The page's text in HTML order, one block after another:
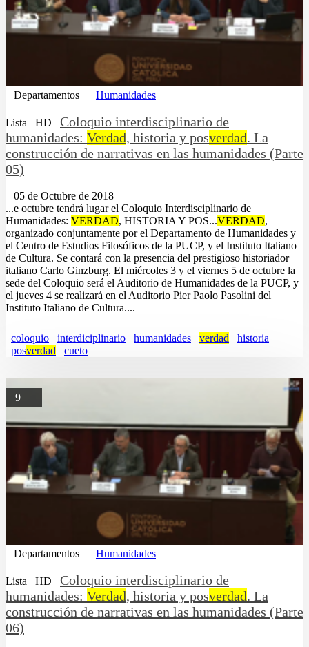
Departamentos Humanidades
Lista HD
Coloquio interdisciplinario de
humanidades: Verdad, historia y posverdad. La
construcción de narrativas en las humanidades (Parte
05)
05 de Octubre de 2018
...e octubre tendrá lugar el Coloquio Interdisciplinario de
Humanidades: VERDAD, HISTORIA Y POS...VERDAD,
organizado conjuntamente por el Departamento de Humanidades y
el Centro de Estudios Filosóficos de la PUCP, y el Instituto Italiano
de Cultura. Se contará con la presencia del prestigioso historiador
italiano Carlo Ginzburg. El miércoles 3 y el viernes 5 de octubre la
sede del Coloquio será el Auditorio de Humanidades de la PUCP, y
el jueves 4 se realizará en el Auditorio Pier Paolo Pasolini del
Instituto Italiano de Cultura....
coloquio interdiciplinario humanidades verdad
historia
posverdad cueto
9
Departamentos Humanidades
Lista HD
Coloquio interdisciplinario de
humanidades: Verdad, historia y posverdad. La
construcción de narrativas en las humanidades (Parte
06)